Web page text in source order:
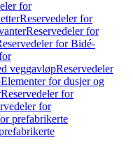
for
Reservedeler for
Reservedeler for
for Bidé-
veggavløpReservedeler
Elementer for dusjer og
Reservedeler for
for
prefabrikerte